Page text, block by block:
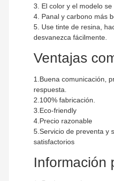
3. El color y el modelo
4. Panal y carbono más
5. Use tinte de resina,
desvanezca fácilmente.
Ventajas
1.Buena comunicación,
respuesta.
2.100% fabricación.
3.Eco-friendly
4.Precio razonable
5.Servicio de preventa y
satisfactorios
Información